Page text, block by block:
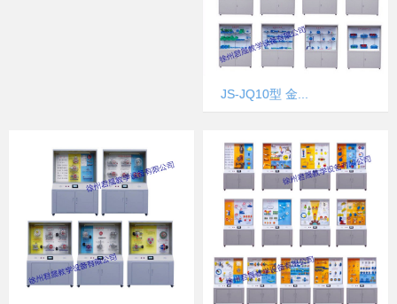
JS-JQ10型 金...